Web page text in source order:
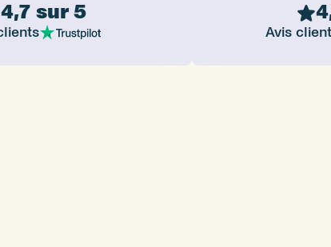
4,7 sur 5
Avis